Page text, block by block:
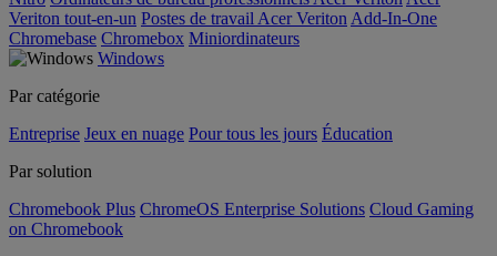
Veriton tout-en-un Postes de travail Acer Veriton Add-In-One
Chromebase Chromebox Miniordinateurs
Windows
Par catégorie
Entreprise Jeux en nuage Pour tous les jours Éducation
Par solution
Chromebook Plus ChromeOS Enterprise Solutions Cloud Gaming
on Chromebook